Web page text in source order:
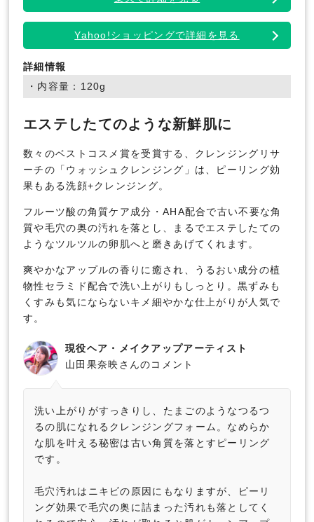
Yahoo!ショッピングで詳細を見る
詳細情報
・内容量：120g
エステしたてのような新鮮肌に
数々のベストコスメ賞を受賞する、クレンジングリサ
ーチの「ウォッシュクレンジング」は、ピーリング効
果もある洗顔+クレンジング。
フルーツ酸の角質ケア成分・AHA配合で古い不要な角
質や毛穴の奥の汚れを落とし、まるでエステしたての
ようなツルツルの卵肌へと磨きあげてくれます。
爽やかなアップルの香りに癒され、うるおい成分の植
物性セラミド配合で洗い上がりもしっとり。黒ずみも
くすみも気にならないキメ細やかな仕上がりが人気で
す。
現役ヘア・メイクアップアーティスト
山田果奈映さんのコメント
洗い上がりがすっきりし、たまごのようなつるつ
るの肌になれるクレンジングフォーム。なめらか
な肌を叶える秘密は古い角質を落とすピーリング
です。
毛穴汚れはニキビの原因にもなりますが、ピーリ
ング効果で毛穴の奥に詰まった汚れも落としてく